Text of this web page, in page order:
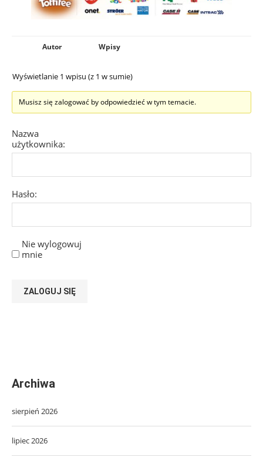
Autor Wpisy
Wyświetlanie 1 wpisu (z 1 w sumie)
Musisz się zalogować by odpowiedzieć w tym temacie.
Nazwa
użytkownika:
Hasło:
Nie wylogowuj
mnie
ZALOGUJ SIĘ
Archiwa
sierpień 2026
lipiec 2026